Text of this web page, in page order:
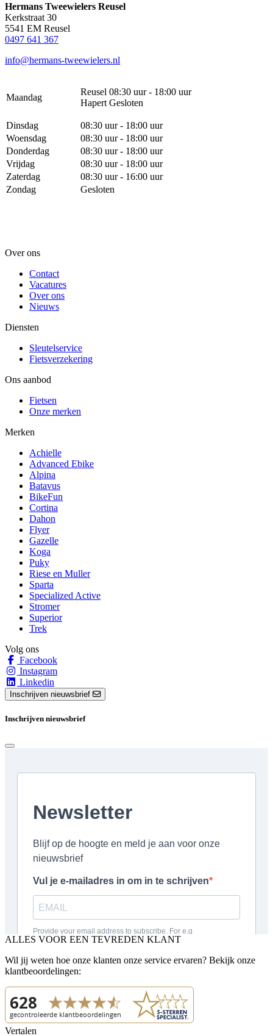
Hermans Tweewielers Reusel
Kerkstraat 30
5541 EM Reusel
0497 641 367
info@hermans-tweewielers.nl
Maandag
Reusel 08:30 uur - 18:00 uur
Hapert Gesloten
Dinsdag
08:30 uur - 18:00 uur
Woensdag
08:30 uur - 18:00 uur
Donderdag
08:30 uur - 18:00 uur
Vrijdag
08:30 uur - 18:00 uur
Zaterdag
08:30 uur - 16:00 uur
Zondag
Gesloten
Over ons
Contact
Vacatures
Over ons
Nieuws
Diensten
Sleutelservice
Fietsverzekering
Ons aanbod
Fietsen
Onze merken
Merken
Achielle
Advanced Ebike
Alpina
Batavus
BikeFun
Cortina
Dahon
Flyer
Gazelle
Koga
Puky
Riese en Muller
Sparta
Specialized Active
Stromer
Superior
Trek
Volg ons
Facebook
Instagram
Linkedin
Inschrijven nieuwsbrief
Inschrijven nieuwsbrief
ALLES VOOR EEN TEVREDEN KLANT
Wil jij weten hoe onze klanten onze service ervaren? Bekijk onze
klantbeoordelingen:
Vertalen